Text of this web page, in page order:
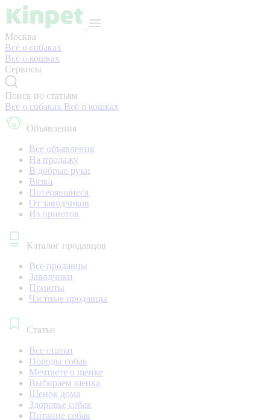
Москва
Всё о собаках
Всё о кошках
Сервисы
Поиск по статьям
Всё о собаках Всё о кошках
Объявления
Все объявления
На продажу
В добрые руки
Вязка
Потерявшиеся
От заводчиков
Из приютов
Каталог продавцов
Все продавцы
Заводчики
Приюты
Частные продавцы
Статьи
Все статьи
Породы собак
Мечтаете о щенке
Выбираем щенка
Щенок дома
Здоровье собак
Питание собак